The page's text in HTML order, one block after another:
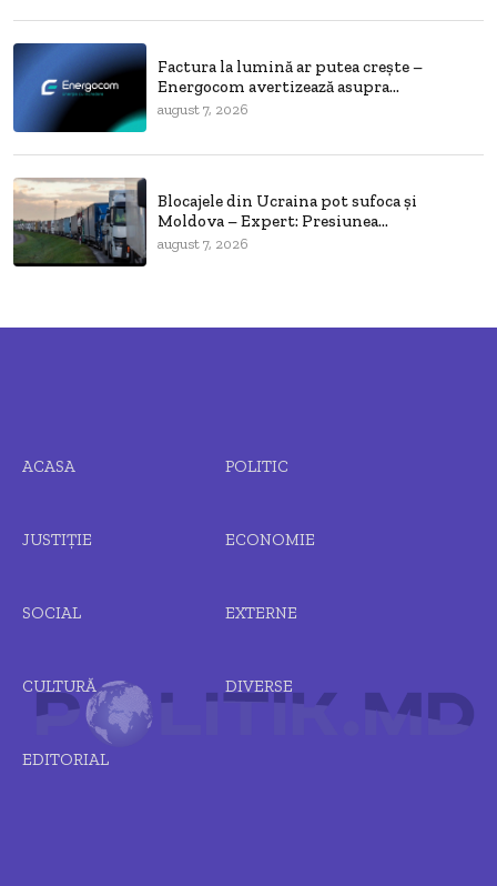
Factura la lumină ar putea crește –
Energocom avertizează asupra...
august 7, 2026
Blocajele din Ucraina pot sufoca și
Moldova – Expert: Presiunea...
august 7, 2026
ACASA POLITIC
JUSTIȚIE ECONOMIE
SOCIAL EXTERNE
CULTURĂ DIVERSE
EDITORIAL